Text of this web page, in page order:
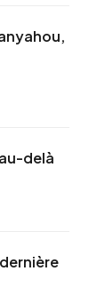
delà